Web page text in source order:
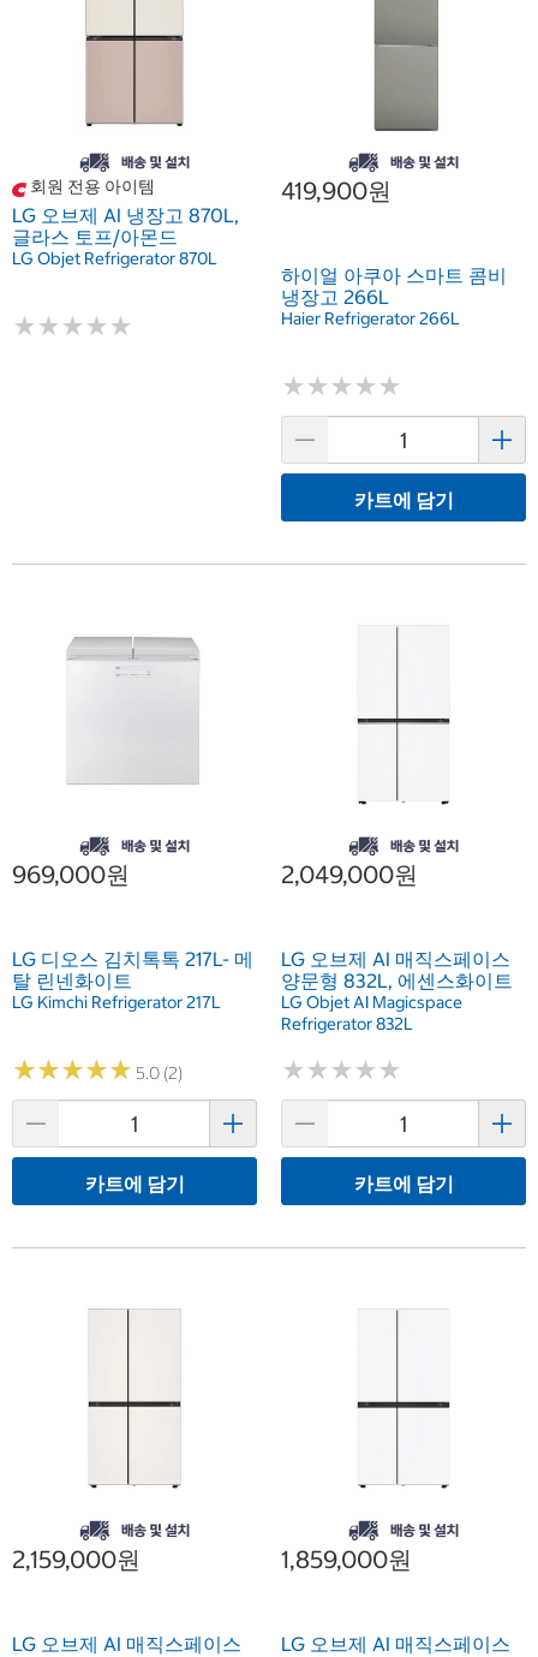
회원 전용 아이템
LG 오브제 AI 냉장고 870L,
글라스 토프/아몬드
LG Objet Refrigerator 870L
★★★★★
★★★★★
419,900원
하이얼 아쿠아 스마트 콤비
냉장고 266L
Haier Refrigerator 266L
★★★★★
★★★★★
카트에 담기
969,000원
LG 디오스 김치톡톡 217L- 메
탈 린넨화이트
LG Kimchi Refrigerator 217L
★★★★★
★★★★★ 5.0 (2)
카트에 담기
2,049,000원
LG 오브제 AI 매직스페이스
양문형 832L, 에센스화이트
LG Objet AI Magicspace
Refrigerator 832L
★★★★★
★★★★★
카트에 담기
2,159,000원
LG 오브제 AI 매직스페이스
1,859,000원
LG 오브제 AI 매직스페이스